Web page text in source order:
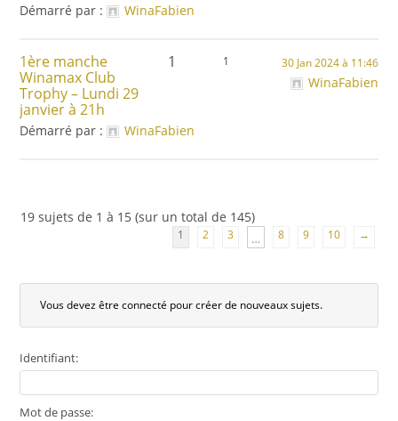
Démarré par : WinaFabien
1ère manche
Winamax Club
Trophy – Lundi 29
janvier à 21h
Démarré par : WinaFabien
1 1 30 Jan 2024 à 11:46
WinaFabien
19 sujets de 1 à 15 (sur un total de 145)
1 2 3 … 8 9 10 →
Vous devez être connecté pour créer de nouveaux sujets.
Identifiant:
Mot de passe: